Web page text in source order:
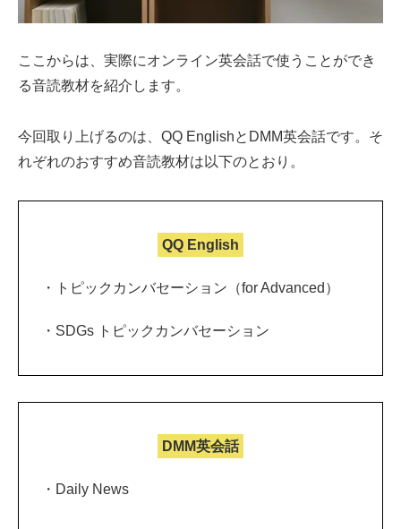
ここからは、実際にオンライン英会話で使うことができ
る音読教材を紹介します。
今回取り上げるのは、QQ EnglishとDMM英会話です。そ
れぞれのおすすめ音読教材は以下のとおり。
QQ English
・トピックカンバセーション（for Advanced）
・SDGs トピックカンバセーション
DMM英会話
・Daily News